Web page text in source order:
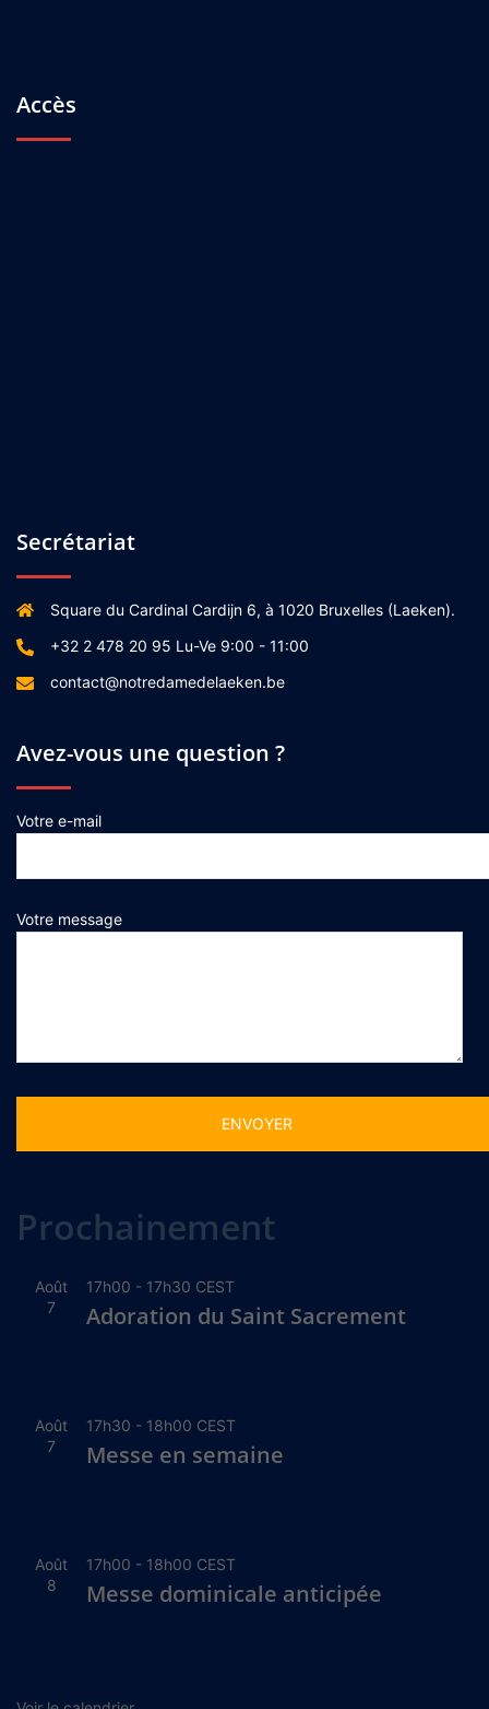
Accès
Secrétariat
Square du Cardinal Cardijn 6, à 1020 Bruxelles (Laeken).
+32 2 478 20 95 Lu-Ve 9:00 - 11:00
contact@notredamedelaeken.be
Avez-vous une question ?
Votre e-mail
Votre message
Prochainement
Août
7
17h00 - 17h30 CEST
Adoration du Saint Sacrement
Août
7
17h30 - 18h00 CEST
Messe en semaine
Août
8
17h00 - 18h00 CEST
Messe dominicale anticipée